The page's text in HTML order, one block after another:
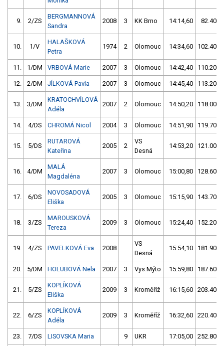
9. 2/ZS
BERGMANNOVÁ
Sandra
2008 3 KK Brno 14:14,60 82.40/
10. 1/V
HALAŠKOVÁ
Petra
1974 2 Olomouc 14:34,60 102.40/
11. 1/DM VRBOVÁ Marie 2007 3 Olomouc 14:42,40 110.20/
12. 2/DM JÍLKOVÁ Pavla 2007 3 Olomouc 14:45,40 113.20/
13. 3/DM
KRATOCHVÍLOVÁ
Adéla
2007 2 Olomouc 14:50,20 118.00/
14. 4/DS CHROMÁ Nicol 2004 3 Olomouc 14:51,90 119.70/
15. 5/DS
RUTAROVÁ
Kateřina
2005 2
VS
Desná
14:53,20 121.00/
16. 4/DM
MALÁ
Magdaléna
2007 3 Olomouc 15:00,80 128.60/
17. 6/DS
NOVOSADOVÁ
Eliška
2005 3 Olomouc 15:15,90 143.70/
18. 3/ZS
MAROUSKOVÁ
Tereza
2009 3 Olomouc 15:24,40 152.20/
19. 4/ZS PAVELKOVÁ Eva 2008
VS
Desná
15:54,10 181.90/
20. 5/DM HOLUBOVÁ Nela 2007 3 Vys.Mýto 15:59,80 187.60/
21. 5/ZS
KOPLÍKOVÁ
Eliška
2009 3 Kroměříž 16:15,60 203.40/
22. 6/ZS
KOPLÍKOVÁ
Adéla
2009 3 Kroměříž 16:32,60 220.40/
23. 7/DS LISOVSKA Maria 9 UKR 17:05,00 252.80/